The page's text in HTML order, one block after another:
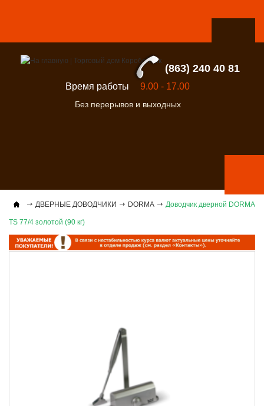
(863) 240 40 81
Время работы 9.00 - 17.00
Без перерывов и выходных
ДВЕРНЫЕ ДОВОДЧИКИ DORMA Доводчик дверной DORMA
ТS 77/4 золотой (90 кг)